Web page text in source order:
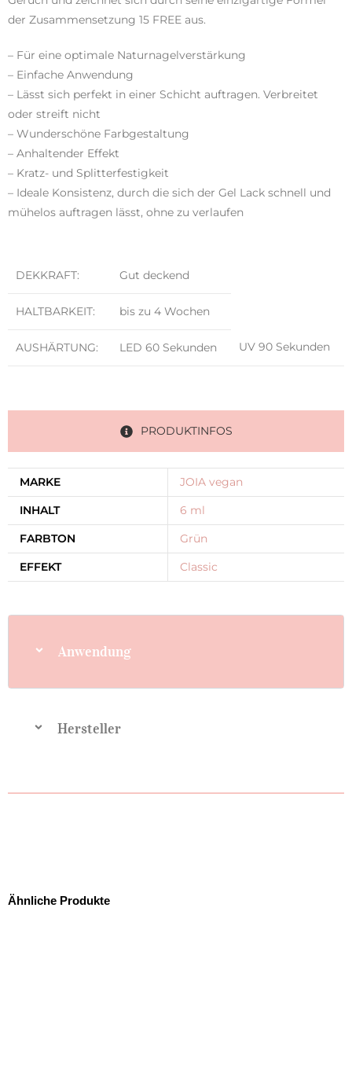
der Zusammensetzung 15 FREE aus.
– Für eine optimale Naturnagelverstärkung
– Einfache Anwendung
– Lässt sich perfekt in einer Schicht auftragen. Verbreitet
oder streift nicht
– Wunderschöne Farbgestaltung
– Anhaltender Effekt
– Kratz- und Splitterfestigkeit
– Ideale Konsistenz, durch die sich der Gel Lack schnell und
mühelos auftragen lässt, ohne zu verlaufen
DEKKRAFT: Gut deckend
HALTBARKEIT: bis zu 4 Wochen
AUSHÄRTUNG: LED 60 Sekunden UV 90 Sekunden
PRODUKTINFOS
MARKE
JOIA vegan
INHALT
6 ml
FARBTON
Grün
EFFEKT
Classic
Anwendung
Hersteller
Ähnliche Produkte